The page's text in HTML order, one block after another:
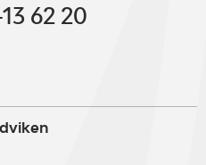
62 20